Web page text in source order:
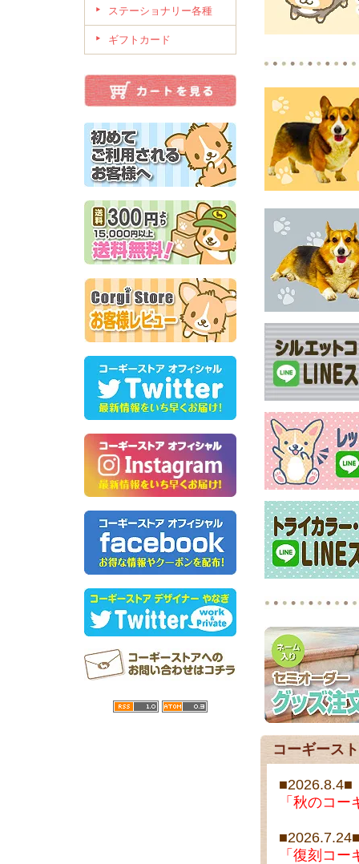
ステーショナリー各種
ギフトカード
コーギース
■2026.8.4■
「秋のコ
「復刻コ